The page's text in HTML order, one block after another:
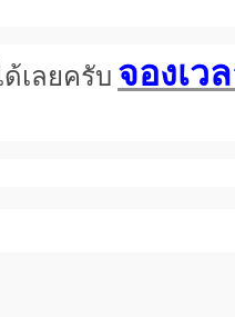
เลยครับ จองเว